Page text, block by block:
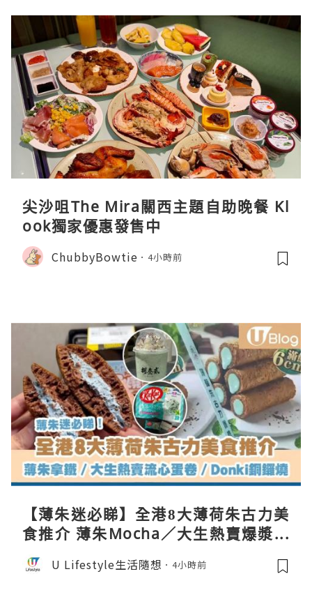
尖沙咀The Mira關西主題自助晚餐 Kl
ook獨家優惠發售中
ChubbyBowtie 4小時前
【薄朱迷必睇】全港8大薄荷朱古力美
食推介 薄朱Mocha／大生熱賣爆漿蛋
卷／Donki銅鑼燒
U Lifestyle生活隨想 4小時前